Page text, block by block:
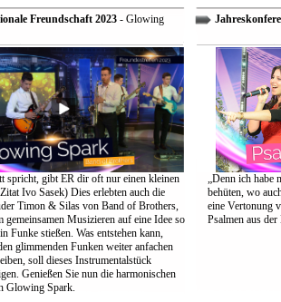
Freundschaft 2023- Glowing
spricht, gibt ER dir oft nur einen kleinen
Ivo Sasek) Dies erlebten auch die
Timon & Silas von Band of Brothers,
gemeinsamen Musizieren auf eine Idee so
Funke stießen. Was entstehen kann,
glimmenden Funken weiter anfachen
soll dieses Instrumentalstück
Genießen Sie nun die harmonischen
Glowing Spark.
„Denn ich habe
behüten, wo
eine Vertonung
Psalmen aus